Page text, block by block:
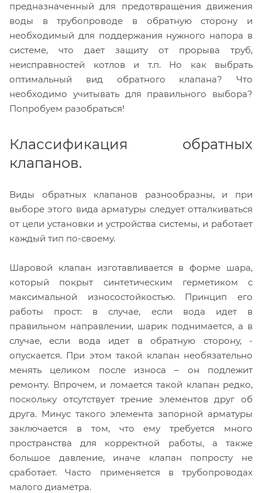
предназначенный для предотвращения движения
воды в трубопроводе в обратную сторону и
необходимый для поддержания нужного напора в
системе, что дает защиту от прорыва труб,
неисправностей котлов и т.п. Но как выбрать
оптимальный вид обратного клапана? Что
необходимо учитывать для правильного выбора?
Попробуем разобраться!
Классификация обратных
клапанов.
Виды обратных клапанов разнообразны, и при
выборе этого вида арматуры следует отталкиваться
от цели установки и устройства системы, и работает
каждый тип по-своему.
Шаровой клапан изготавливается в форме шара,
который покрыт синтетическим герметиком с
максимальной износостойкостью. Принцип его
работы прост: в случае, если вода идет в
правильном направлении, шарик поднимается, а в
случае, если вода идет в обратную сторону, -
опускается. При этом такой клапан необязательно
менять целиком после износа – он подлежит
ремонту. Впрочем, и ломается такой клапан редко,
поскольку отсутствует трение элементов друг об
друга. Минус такого элемента запорной арматуры
заключается в том, что ему требуется много
пространства для корректной работы, а также
большое давление, иначе клапан попросту не
сработает. Часто применяется в трубопроводах
малого диаметра.